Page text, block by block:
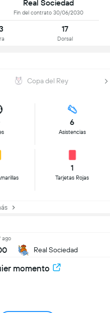
Real Sociedad
Fin del contrato 30/06/2030
17
Dorsal
Copa del Rey
6
Asistencias
1
Tarjetas Rojas
ago
Real Sociedad
momento